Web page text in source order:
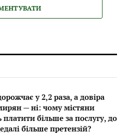
у 2,2 раза, а довіра
— ні: чому містяни
більше за послугу, до
більше претензій?